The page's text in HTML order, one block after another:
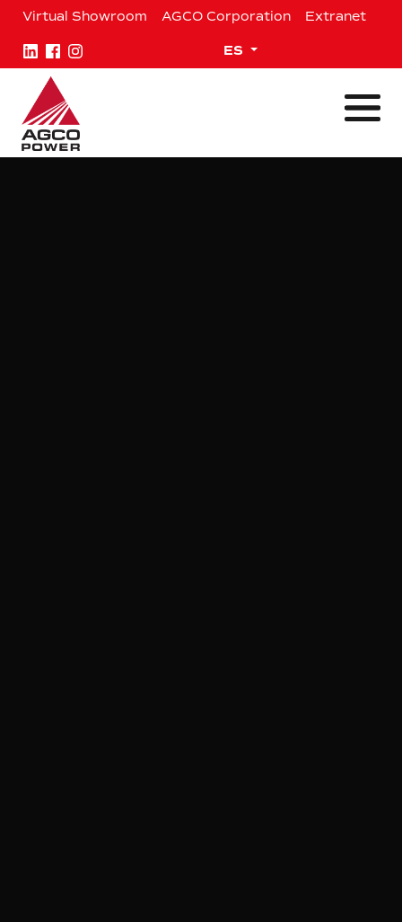
Saltar
contenido
Virtual Showroom AGCO Corporation Extranet
ES Expand child menu